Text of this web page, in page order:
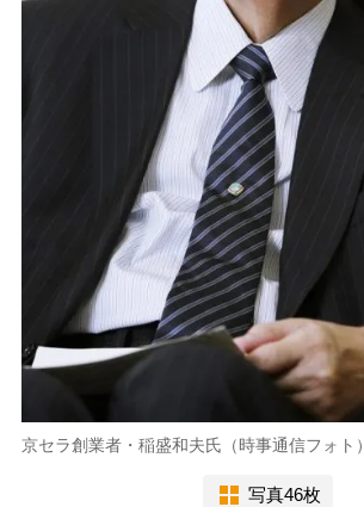
京セラ創業者・稲盛和夫氏（時事通信フォト）
写真46枚